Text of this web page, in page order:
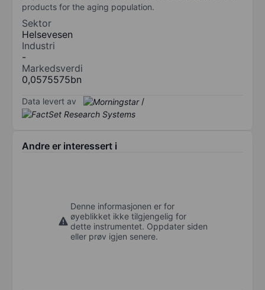
products for the aging population.
Sektor
Helsevesen
Industri
-
Markedsverdi
0,0575575bn
Data levert av /
Andre er interessert i
Denne informasjonen er for
øyeblikket ikke tilgjengelig for
dette instrumentet. Oppdater siden
eller prøv igjen senere.